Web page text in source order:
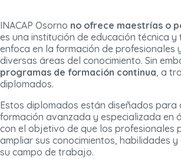
INACAP Osorno no ofrece maestrías o
es una institución de educación técnica
enfoca en la formación de profesionales
diversas áreas del conocimiento. Sin
programas de formación continua, a
diplomados.
Estos diplomados están diseñados para
formación avanzada y especializada en
con el objetivo de que los profesionales
ampliar sus conocimientos, habilidades y
su campo de trabajo.